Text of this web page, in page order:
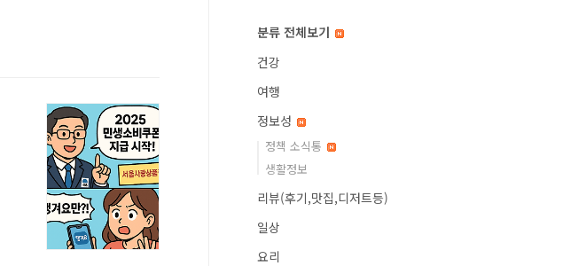
분류 전체보기
건강
여행
정보성
정책 소식통
생활정보
리뷰(후기,맛집,디저트등)
일상
요리